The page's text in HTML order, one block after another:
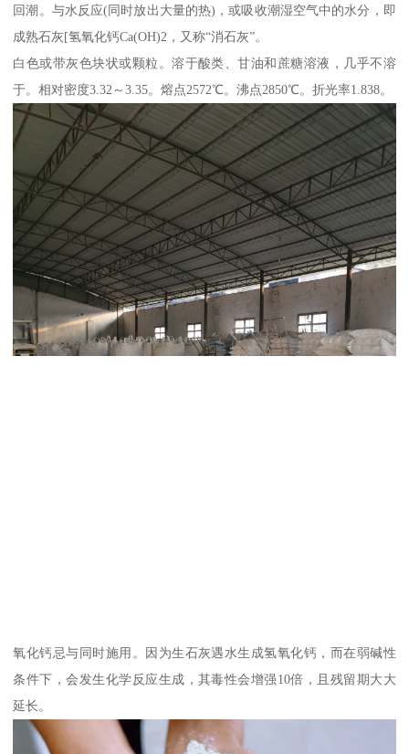
回潮。与水反应(同时放出大量的热)，或吸收潮湿空气中的水分，即
成熟石灰[氢氧化钙Ca(OH)2，又称“消石灰”。
白色或带灰色块状或颗粒。溶于酸类、甘油和蔗糖溶液，几乎不溶
于。相对密度3.32～3.35。熔点2572℃。沸点2850℃。折光率1.838。
氧化钙忌与同时施用。因为生石灰遇水生成氢氧化钙，而在弱碱性
条件下，会发生化学反应生成，其毒性会增强10倍，且残留期大大
延长。